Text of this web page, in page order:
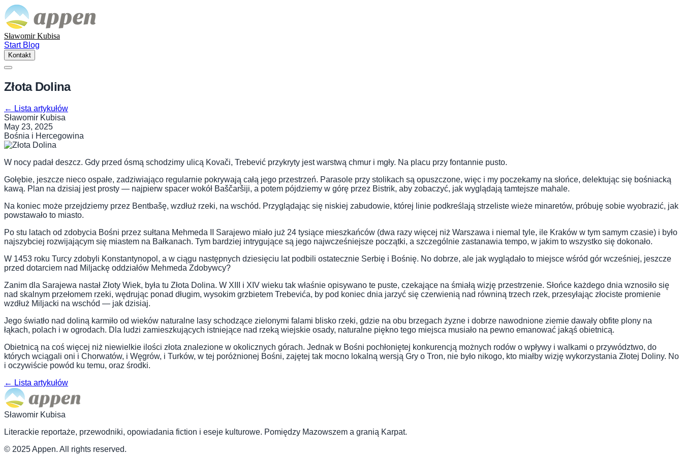
Sławomir Kubisa
Start Blog
Kontakt
Złota Dolina
← Lista artykułów
Sławomir Kubisa
May 23, 2025
Bośnia i Hercegowina
W nocy padał deszcz. Gdy przed ósmą schodzimy ulicą Kovači, Trebević przykryty jest warstwą chmur i mgły. Na placu przy fontannie pusto.
Gołębie, jeszcze nieco ospałe, zadziwiająco regularnie pokrywają całą jego przestrzeń. Parasole przy stolikach są opuszczone, więc i my poczekamy na słońce, delektując się bośniacką
kawą. Plan na dzisiaj jest prosty — najpierw spacer wokół Baščaršiji, a potem pójdziemy w górę przez Bistrik, aby zobaczyć, jak wyglądają tamtejsze mahale.
Na koniec może przejdziemy przez Bentbašę, wzdłuż rzeki, na wschód. Przyglądając się niskiej zabudowie, której linie podkreślają strzeliste wieże minaretów, próbuję sobie wyobrazić, jak
powstawało to miasto.
Po stu latach od zdobycia Bośni przez sułtana Mehmeda II Sarajewo miało już 24 tysiące mieszkańców (dwa razy więcej niż Warszawa i niemal tyle, ile Kraków w tym samym czasie) i było
najszybciej rozwijającym się miastem na Bałkanach. Tym bardziej intrygujące są jego najwcześniejsze początki, a szczególnie zastanawia tempo, w jakim to wszystko się dokonało.
W 1453 roku Turcy zdobyli Konstantynopol, a w ciągu następnych dziesięciu lat podbili ostatecznie Serbię i Bośnię. No dobrze, ale jak wyglądało to miejsce wśród gór wcześniej, jeszcze
przed dotarciem nad Miljackę oddziałów Mehmeda Zdobywcy?
Zanim dla Sarajewa nastał Złoty Wiek, była tu Złota Dolina. W XIII i XIV wieku tak właśnie opisywano te puste, czekające na śmiałą wizję przestrzenie. Słońce każdego dnia wznosiło się
nad skalnym przełomem rzeki, wędrując ponad długim, wysokim grzbietem Trebevića, by pod koniec dnia jarzyć się czerwienią nad równiną trzech rzek, przesyłając złociste promienie
wzdłuż Miljacki na wschód — jak dzisiaj.
Jego światło nad doliną karmiło od wieków naturalne lasy schodzące zielonymi falami blisko rzeki, gdzie na obu brzegach żyzne i dobrze nawodnione ziemie dawały obfite plony na
łąkach, polach i w ogrodach. Dla ludzi zamieszkujących istniejące nad rzeką wiejskie osady, naturalne piękno tego miejsca musiało na pewno emanować jakąś obietnicą.
Obietnicą na coś więcej niż niewielkie ilości złota znalezione w okolicznych górach. Jednak w Bośni pochłoniętej konkurencją możnych rodów o wpływy i walkami o przywództwo, do
których wciągali oni i Chorwatów, i Węgrów, i Turków, w tej poróżnionej Bośni, zajętej tak mocno lokalną wersją Gry o Tron, nie było nikogo, kto miałby wizję wykorzystania Złotej Doliny. No
i oczywiście powód ku temu, oraz środki.
← Lista artykułów
Sławomir Kubisa
Literackie reportaże, przewodniki, opowiadania fiction i eseje kulturowe. Pomiędzy Mazowszem a granią Karpat.
© 2025 Appen. All rights reserved.